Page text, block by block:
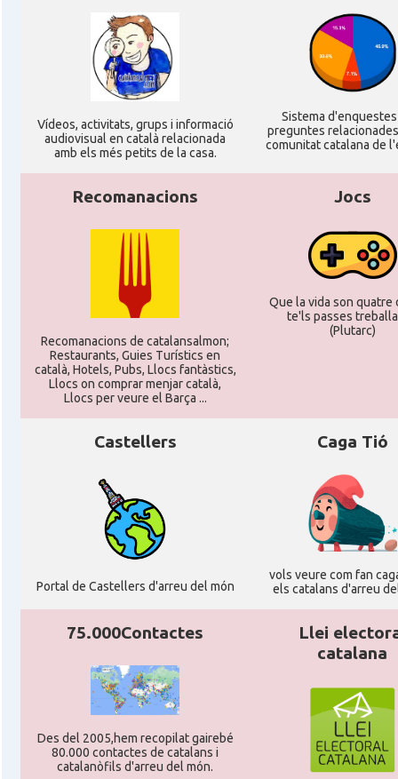
Casal Català de Grenoble (Maison de
Casal Català de Nantes "Tirant lo
Casal Casal Català de Tolosa de Llenguadoc
Casal Casal de Catalunya de París
Centre Català d'Occitània
Perpinyà
Casal Cercle Català de Marsella
Acció
Consolat Consolat general a Bayonne
Consolat
Consolat Consolat general a Montpellier
Consolat Consolat general a Paris
Ví­deos, activitats, grups i informació
audiovisual en català relacionada
amb els més petits de la casa.
Sistema
preguntes
comunitat catalana de
Recomanacions
Recomanacions de catalansalmon;
Restaurants, Guies Turístics en
català, Hotels, Pubs, Llocs fantàstics,
Llocs on comprar menjar català,
Llocs per veure el Barça ...
Jocs
Que la vida son quatre
te'ls passes
(Plutarc)
Castellers
Portal de Castellers d'arreu del món
Caga Tió
vols veure com fan
els catalans d'arreu
75.000Contactes
Des del 2005,hem recopilat gairebé
80.000 contactes de catalans i
catalanòfils d'arreu del món.
Llei
catalana